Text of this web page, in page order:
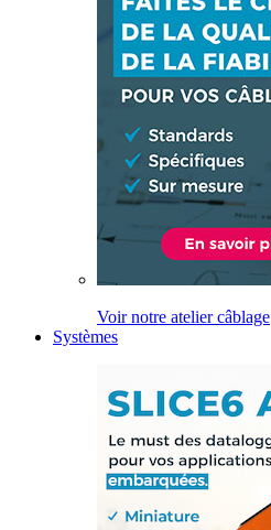
Voir notre atelier câblage
Systèmes